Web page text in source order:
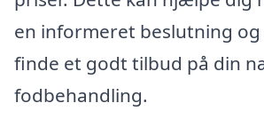
en informeret beslutning og
finde et godt tilbud på din
fodbehandling.